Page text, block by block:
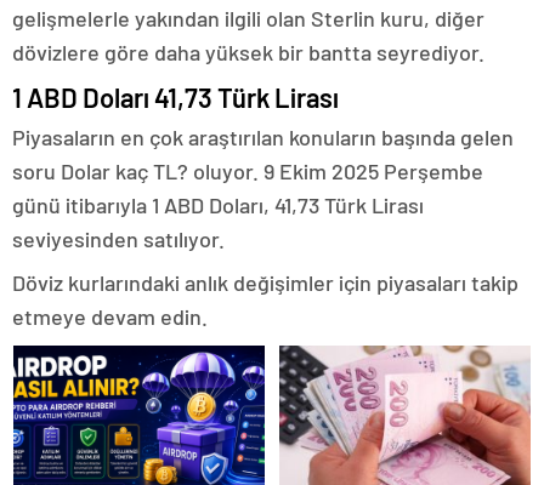
gelişmelerle yakından ilgili olan Sterlin kuru, diğer
dövizlere göre daha yüksek bir bantta seyrediyor.
1 ABD Doları 41,73 Türk Lirası
Piyasaların en çok araştırılan konuların başında gelen
soru Dolar kaç TL? oluyor. 9 Ekim 2025 Perşembe
günü itibarıyla 1 ABD Doları, 41,73 Türk Lirası
seviyesinden satılıyor.
Döviz kurlarındaki anlık değişimler için piyasaları takip
etmeye devam edin.